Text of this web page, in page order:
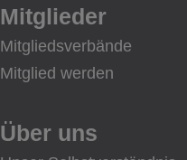
Mitglieder
Mitgliedsverbände
Mitglied werden
Über uns